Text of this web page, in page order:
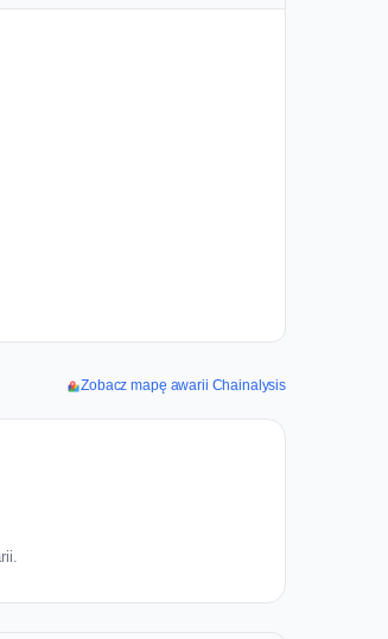
Zobacz mapę awarii Chainalysis